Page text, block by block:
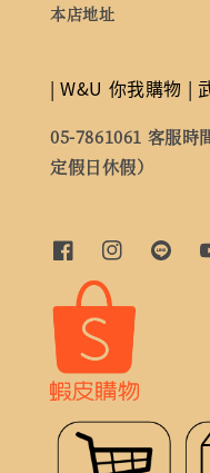
本店地址
| W&U 你我購物 |
05-7861061 客服時
定假日休假）